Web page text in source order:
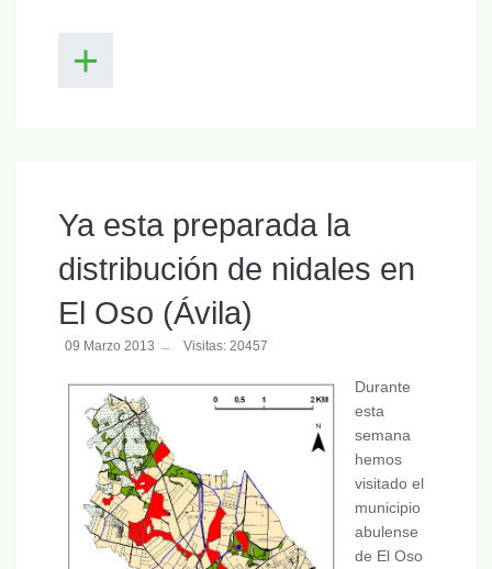
Ya esta preparada la
distribución de nidales en
El Oso (Ávila)
09 Marzo 2013 Visitas: 20457
Durante
esta
semana
hemos
visitado el
municipio
abulense
de El Oso